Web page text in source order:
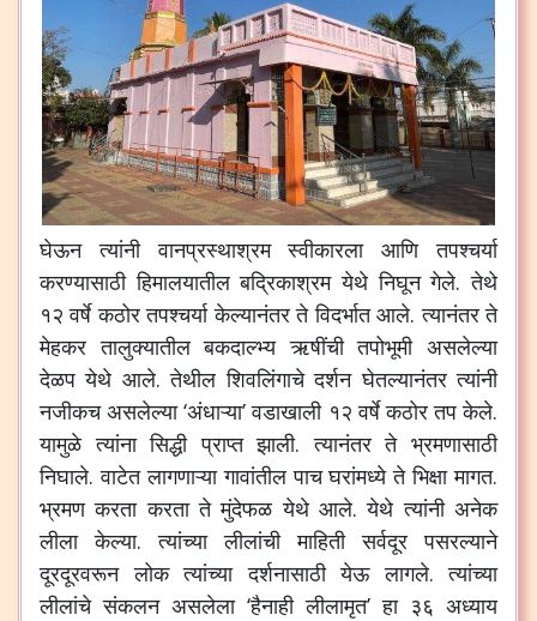
घेऊन त्यांनी वानप्रस्थाश्रम स्वीकारला आणि तपश्चर्या
करण्यासाठी हिमालयातील बद्रिकाश्रम येथे निघून गेले. तेथे
१२ वर्षे कठोर तपश्चर्या केल्यानंतर ते विदर्भात आले. त्यानंतर ते
मेहकर तालुक्यातील बकदाल्भ्य ऋषींची तपोभूमी असलेल्या
देळप येथे आले. तेथील शिवलिंगाचे दर्शन घेतल्यानंतर त्यांनी
नजीकच असलेल्या ‘अंधाऱ्या’ वडाखाली १२ वर्षे कठोर तप केले.
यामुळे त्यांना सिद्धी प्राप्त झाली. त्यानंतर ते भ्रमणासाठी
निघाले. वाटेत लागणाऱ्या गावांतील पाच घरांमध्ये ते भिक्षा मागत.
भ्रमण करता करता ते मुंदेफळ येथे आले. येथे त्यांनी अनेक
लीला केल्या. त्यांच्या लीलांची माहिती सर्वदूर पसरल्याने
दूरदूरवरून लोक त्यांच्या दर्शनासाठी येऊ लागले. त्यांच्या
लीलांचे संकलन असलेला ‘हैनाही लीलामृत’ हा ३६ अध्याय